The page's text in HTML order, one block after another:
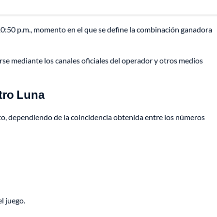
p.m., momento en el que se define la combinación ganadora
mediante los canales oficiales del operador y otros medios
Luna
dependiendo de la coincidencia obtenida entre los números
juego.